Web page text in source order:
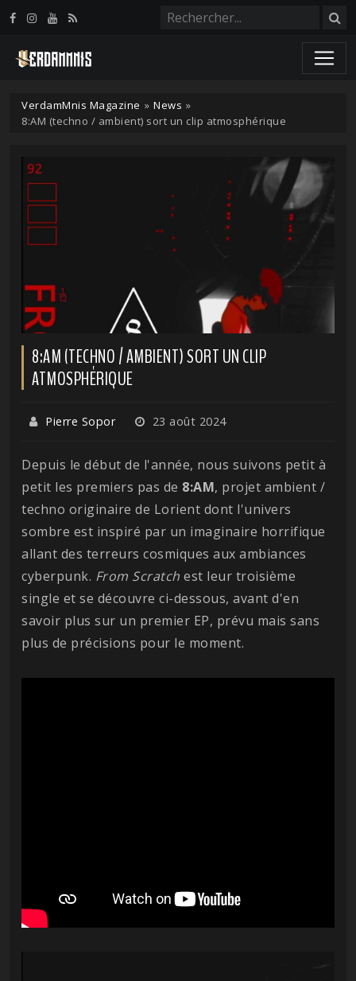
VerdamMnis Magazine » News »
8:AM (techno / ambient) sort un clip atmosphérique
8:AM (TECHNO / AMBIENT) SORT UN CLIP
ATMOSPHÉRIQUE
Pierre Sopor 23 août 2024
Depuis le début de l'année, nous suivons petit à
petit les premiers pas de 8:AM, projet ambient /
techno originaire de Lorient dont l'univers
sombre est inspiré par un imaginaire horrifique
allant des terreurs cosmiques aux ambiances
cyberpunk. From Scratch est leur troisième
single et se découvre ci-dessous, avant d'en
savoir plus sur un premier EP, prévu mais sans
plus de précisions pour le moment.
Panneau de gestion des cookies